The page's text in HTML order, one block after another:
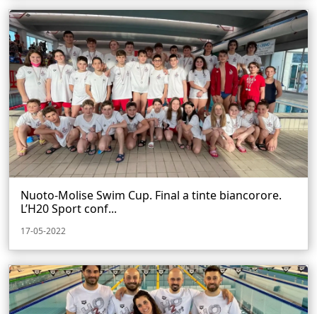
Nuoto-Molise Swim Cup. Final a tinte biancorore.
L’H20 Sport conf...
17-05-2022